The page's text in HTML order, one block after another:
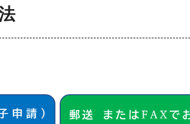
法